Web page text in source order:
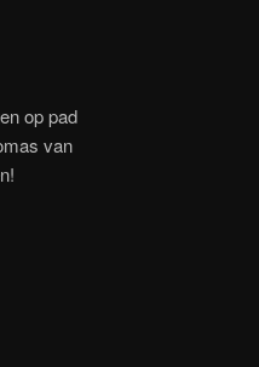
op pad
van